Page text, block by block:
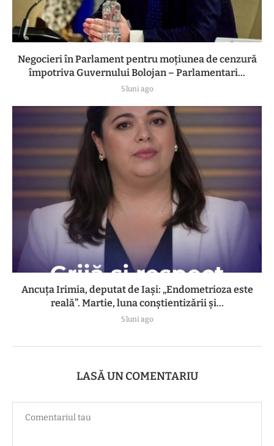
Negocieri în Parlament pentru moțiunea de cenzură
împotriva Guvernului Bolojan – Parlamentari...
5 luni ago
Ancuța Irimia, deputat de Iași: „Endometrioza este
reală”. Martie, luna conștientizării și...
5 luni ago
LASĂ UN COMENTARIU